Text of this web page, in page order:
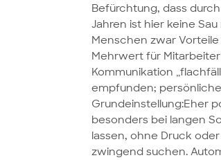
Befürchtung, dass
Jahren ist hier keine
Menschen zwar
Mehrwert für
Kommunikation
empfunden;
Grundeinstellung:Eher
besonders bei langen
lassen, ohne Druck
zwingend suchen.